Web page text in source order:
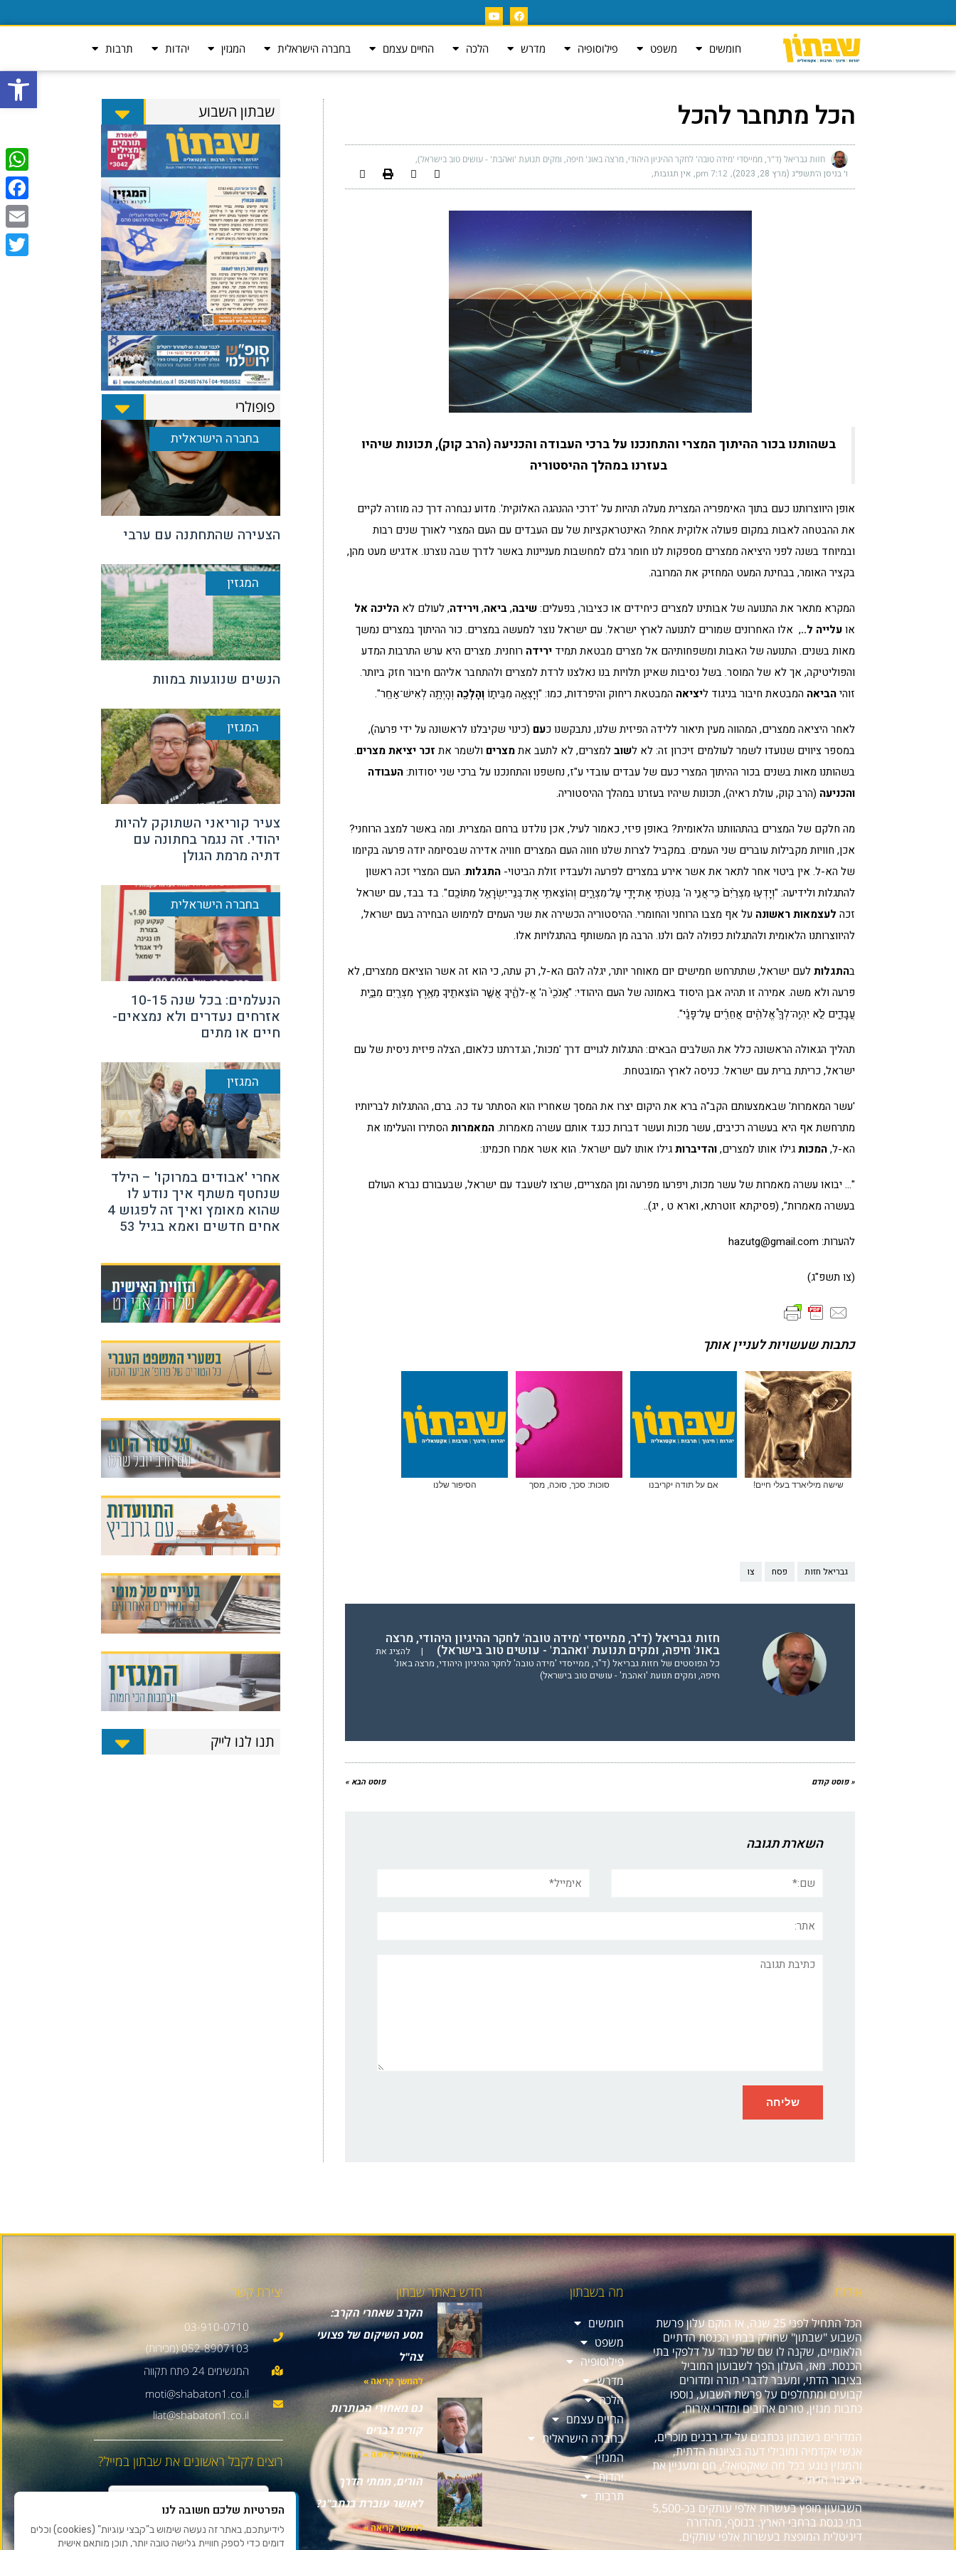
פתח
חומשים משפט פילוסופיה מדרש הלכה החיים עצמם בחברה הישראלית המגזין יהדות תרבות
הכל מתחבר להכל
חזות גבריאל (ד"ר, ממייסדי 'מידה טובה' לחקר ההיגיון היהודי, מרצה באונ' חיפה, ומקים תנועת 'ואהבת' - עושים טוב בישראל)
ו׳ בניסן ה׳תשפ״ג (מרץ 28, 2023) 7:12 pm אין תגובות
בשהותנו בכור ההיתוך המצרי והתחנכנו על ברכי העבודה והכניעה (הרב קוק), תכונות שיהיו
בעזרנו במהלך ההיסטוריה
אופן היווצרותנו כעם בתוך האימפריה המצרית מעלה תהיות על 'דרכי ההנהגה האלוקית'. מדוע נבחרה דרך כה מוזרה לקיים
את ההבטחה לאבות במקום פעולה אלוקית אחת? האינטראקציות של עם העבדים עם העם המצרי לאורך שנים רבות
ובמיוחד בשנה לפני היציאה ממצרים מספקות לנו חומר גלם למחשבות מעניינות באשר לדרך שבה נוצרנו. אדגיש מעט מהן,
בקציר האומר, בבחינת המעט המחזיק את המרובה.
המקרא מתאר את התנועה של אבותינו למצרים כיחידים או כציבור, בפעלים:שיבה,ביאה,וירידה, לעולם לא הליכה אל
אועלייה ל.., אלו האחרונים שמורים לתנועה לארץ ישראל. עם ישראל נוצר למעשה במצרים. כור ההיתוך במצרים נמשך
מאות בשנים. התנועה של האבות ומשפחותיהם אל מצרים מבטאת תמיד ירידה רוחנית. מצרים היא ערש התרבות המדע
והפוליטיקה, אך לא של המוסר. בשל נסיבות שאינן תלויות בנו נאלצנו לרדת למצרים ולהתחבר אליהם חיבור חזק ביותר.
זוהיהביאה המבטאת חיבור בניגוד ליציאה המבטאת ריחוק והיפרדות, כמו: "וְיָצְאָ֖ה מִבֵּית֑וֹוְהָלְכָ֖ה וְהָיְתָ֥ה לְאִישׁ־אַחֵֽר".
לאחר היציאה ממצרים, המהווה מעין תיאור ללידה הפיזית שלנו, נתבקשנו כעם (כינוי שקיבלנו לראשונה על ידי פרעה),
במספר ציווים שנועדו לשמר לעולמים זיכרון זה: לא לשובלמצרים, לא לתעב אתמצרים ולשמר את זכר יציאת מצרים.
בשהותנו מאות בשנים בכור ההיתוך המצרי כעם של עבדים עובדי ע"ז, נחשפנו והתחנכנו על ברכי שני יסודות:העבודה
והכניעה (הרב קוק, עולת ראיה), תכונות שיהיו בעזרנו במהלך ההיסטוריה.
מה חלקם של המצרים בהתהוותנו הלאומית? באופן פיזי, כאמור לעיל, אכן נולדנו ברחם המצרית. ומה באשר למצב הרוחני?
אכן, חוויות מקבילות עוברים שני העמים. במקביל לצרות שלנו חווה העם המצרים חוויה אדירה שבסיומה יודה פרעה בקיומו
של הא-ל. אין ביטוי אחר לתאר את אשר אירע במצרים לפרעה ולעבדיו זולת הביטוי- התגלות. העם המצרי זכה ראשון
להתגלות ולידיעה: "וְיָדְע֤וּ מִצְרַ֙יִם֙ כִּֽי־אֲנִ֣י ה' בִּנְטֹתִ֥י אֶת־יָדִ֖י עַל־מִצְרָ֑יִם וְהוֹצֵאתִ֥י אֶת־בְּנֵֽי־יִשְׂרָאֵ֖ל מִתּוֹכָֽם". בד בבד, עם ישראל
זכה לעצמאות ראשונה על אף מצבו הרוחני והחומרי. ההיסטוריה הכשירה את שני העמים למימוש הבחירה בעם ישראל,
להיווצרותנו הלאומית ולהתגלות כפולה להם ולנו. הרבה מן המשותף בהתגלויות אלו.
בהתגלותלעם ישראל, שתתרחש חמישים יום מאוחר יותר, יגלה להם הא-ל, רק עתה, כי הוא זה אשר הוציאם ממצרים, לא
פרעה ולא משה. אמירה זו תהיה אבן היסוד באמונה של העם היהודי: "אָֽנֹכִ֖י֙ ה' אֱ-לֹהֶ֑֔יךָ אֲשֶׁ֧ר הוֹצֵאתִ֛יךָ מֵאֶ֥רֶץ מִצְרַ֖יִם מִבֵּ֣֥ית
עֲבָדִֽ֑ים לֹֽ֣א יִהְיֶֽ֥ה־לְךָ֛֩ אֱלֹהִ֥֨ים אֲחֵרִ֖֜ים עַל־פָּנָֽ֗י".
תהליך הגאולה הראשונה כלל את השלבים הבאים: התגלות לגויים דרך 'מכות', הגדרתנו כלאום, הצלה פיזית ניסית של עם
ישראל, כריתת ברית עם ישראל. כניסה לארץ המובטחת.
'עשר המאמרות' שבאמצעותם הקב"ה ברא את היקום יצרו את המסך שאחריו הוא הסתתר עד כה. ברם, ההתגלות לבריותיו
מתרחשת אף היא בעשרה רכיבים, עשר מכות ועשר דברות כנגד אותם עשרה מאמרות.המאמרות הסתירו והעלימו את
הא-ל,המכותגילו אותו למצרים,והדיברותגילו אותו לעם ישראל. הוא אשר אמרו חכמינו:
"… יבואו עשרה מאמרות של עשר מכות, ויפרעו מפרעה ומן המצריים, שרצו לשעבד עם ישראל, שבעבורם נברא העולם
בעשרה מאמרות", (פסיקתא זוטרתא, וארא ט , יג)..
להערות: hazutg@gmail.com
(צו תשפ"ג)
כתבות שעשויות לעניין אותך
שישה מיליארד בעלי חיים! אם על תודה יקריבנו סוכות: סכך, סוכה, מסך הסיפור שלנו
גבריאל חזות פסח צו
חזות גבריאל (ד"ר, ממייסדי 'מידה טובה' לחקר ההיגיון היהודי, מרצה
באונ' חיפה, ומקים תנועת 'ואהבת' - עושים טוב בישראל) |
להציג את
כל הפוסטים של חזות גבריאל (ד"ר, ממייסדי 'מידה טובה' לחקר ההיגיון היהודי, מרצה באונ'
חיפה, ומקים תנועת 'ואהבת' - עושים טוב בישראל)
« פוסט קודם פוסט הבא »
השארת תגובה
תגובה
שבתון השבוע
פופולרי
בחברה הישראלית
הצעירה שהתחתנה עם ערבי
המגזין
הנשים שנוגעות במוות
המגזין
צעיר קוריאני השתוקק להיות
יהודי. זה נגמר בחתונה עם
דתיה מרמת הגולן
בחברה הישראלית
הנעלמים: בכל שנה 10-15
אזרחים נעדרים ולא נמצאים-
חיים או מתים
המגזין
אחרי 'אבודים במרוקו' – הילד
שנחטף משתף איך נודע לו
שהוא מאומץ ואיך זה לפגוש 4
אחים חדשים ואמא בגיל 53
תנו לנו לייק
אודות
הכל התחיל לפני 25 שנה, אז הוקם עלון פרשת
השבוע "שבתון" שחולק בבתי הכנסת הדתיים
הלאומיים, שקנה לו שם של כבוד על דלפקי בתי
הכנסת. מאז, העלון הפך לשבועון המוביל
בציבור הדתי, ומעבר לדברי תורה ומדורים
קבועים ומתחלפים על פרשת השבוע, נוספו
כתבות מגזין, טורים אהובים ומדורי אירוח.
המדורים בשבתון נכתבים על ידי רבנים מוכרים,
אנשי אקדמיה ומובילי דעה בציונות הדתית,
והמגזין נוגע בכל מה שאקטואלי, חם ומעניין את
הציבור הדתי.
השבועון מופץ בעשרות אלפי עותקים בכ-5,500
בתי כנסת ברחבי הארץ. בנוסף, מהדורה
דיגיטלית המופצת בעשרות אלפי עותקים.
מה בשבתון
חומשים
משפט
פילוסופיה
מדרש
הלכה
החיים עצמם
בחברה הישראלית
המגזין
יהדות
תרבות
חדש באתר שבתון
הקרב שאחרי הקרב:
מסע השיקום של פצועי
צה"ל
להמשך קריאה »
גם מאחורי הכותרות
קורים דברים
להמשך קריאה »
הורים, ממתי הדרך
לאושר עוברת בנתב"ג?
להמשך קריאה »
יצירת קשר
03-910-0710
052-8907103 (מכירות)
moti@shabaton1.co.il
liat@shabaton1.co.il
רוצים לקבל ראשונים את שבתון במייל?
Email
הפרטיות שלכם חשובה לנו
לידיעתכם, באתר זה נעשה שימוש ב"קבצי עוגיות" (cookies) וכלים
דומים כדי לספק חוויית גלישה טובה יותר, תוכן מותאם אישית